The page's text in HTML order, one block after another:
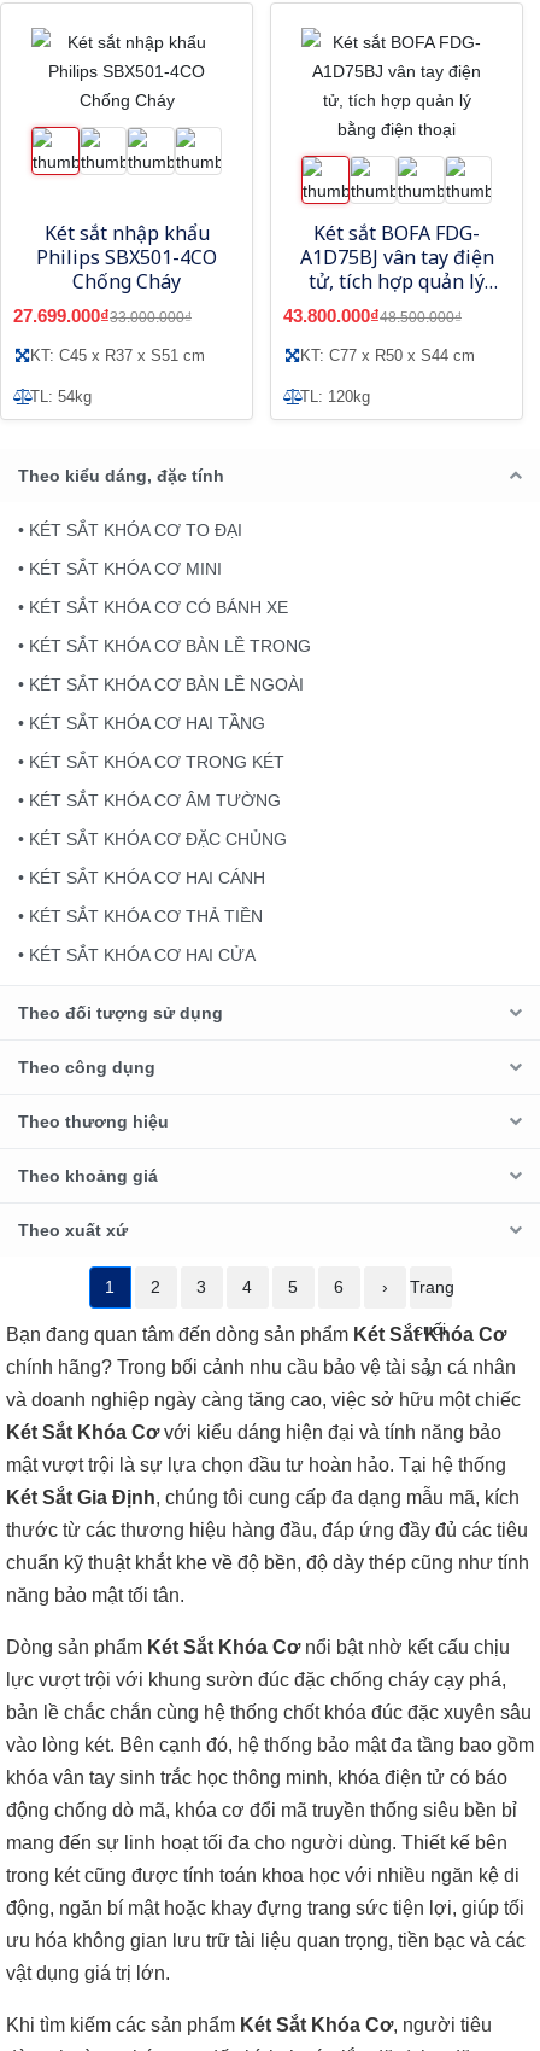
Két sắt nhập khẩu
Philips SBX501-4CO
Chống Cháy
27.699.000₫33.000.000₫
KT: C45 x R37 x S51 cm
TL: 54kg
Két sắt BOFA FDG-
A1D75BJ vân tay điện
tử, tích hợp quản lý
bằng điện thoại
43.800.000₫48.500.000₫
KT: C77 x R50 x S44 cm
TL: 120kg
Theo kiểu dáng, đặc tính
• KÉT SẮT KHÓA CƠ TO ĐẠI
• KÉT SẮT KHÓA CƠ MINI
• KÉT SẮT KHÓA CƠ CÓ BÁNH XE
• KÉT SẮT KHÓA CƠ BÀN LỀ TRONG
• KÉT SẮT KHÓA CƠ BÀN LỀ NGOÀI
• KÉT SẮT KHÓA CƠ HAI TẦNG
• KÉT SẮT KHÓA CƠ TRONG KÉT
• KÉT SẮT KHÓA CƠ ÂM TƯỜNG
• KÉT SẮT KHÓA CƠ ĐẶC CHỦNG
• KÉT SẮT KHÓA CƠ HAI CÁNH
• KÉT SẮT KHÓA CƠ THẢ TIỀN
• KÉT SẮT KHÓA CƠ HAI CỬA
Theo đối tượng sử dụng
Theo công dụng
Theo thương hiệu
Theo khoảng giá
Theo xuất xứ
1 2 3 4 5 6 › Trang
cuối
»
Bạn đang quan tâm đến dòng sản phẩm Két Sắt Khóa Cơ
chính hãng? Trong bối cảnh nhu cầu bảo vệ tài sản cá nhân
và doanh nghiệp ngày càng tăng cao, việc sở hữu một chiếc
Két Sắt Khóa Cơvới kiểu dáng hiện đại và tính năng bảo
mật vượt trội là sự lựa chọn đầu tư hoàn hảo. Tại hệ thống
Két Sắt Gia Định, chúng tôi cung cấp đa dạng mẫu mã, kích
thước từ các thương hiệu hàng đầu, đáp ứng đầy đủ các tiêu
chuẩn kỹ thuật khắt khe về độ bền, độ dày thép cũng như tính
năng bảo mật tối tân.
Dòng sản phẩm Két Sắt Khóa Cơnổi bật nhờ kết cấu chịu
lực vượt trội với khung sườn đúc đặc chống cháy cạy phá,
bản lề chắc chắn cùng hệ thống chốt khóa đúc đặc xuyên sâu
vào lòng két. Bên cạnh đó, hệ thống bảo mật đa tầng bao gồm
khóa vân tay sinh trắc học thông minh, khóa điện tử có báo
động chống dò mã, khóa cơ đổi mã truyền thống siêu bền bỉ
mang đến sự linh hoạt tối đa cho người dùng. Thiết kế bên
trong két cũng được tính toán khoa học với nhiều ngăn kệ di
động, ngăn bí mật hoặc khay đựng trang sức tiện lợi, giúp tối
ưu hóa không gian lưu trữ tài liệu quan trọng, tiền bạc và các
vật dụng giá trị lớn.
Khi tìm kiếm các sản phẩm Két Sắt Khóa Cơ, người tiêu